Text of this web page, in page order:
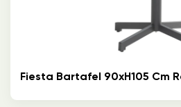
Fiesta Bartafel 90xH105 Cm